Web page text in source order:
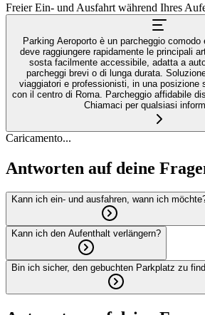
Freier Ein- und Ausfahrt während Ihres
Parking Aeroporto è un parcheggio
deve raggiungere rapidamente le principali
sosta facilmente accessibile, adatta a
parcheggi brevi o di lunga durata.
viaggiatori e professionisti, in una posizione
con il centro di Roma. Parcheggio affidabile
Chiamaci per qualsiasi
Caricamento...
Antworten auf deine
Kann ich ein- und ausfahren, wann ich
Kann ich den Aufenthalt verlängern?
Bin ich sicher, den gebuchten Parkplatz zu